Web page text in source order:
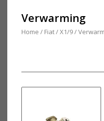
Verwarming
Home / Fiat/X1/9/